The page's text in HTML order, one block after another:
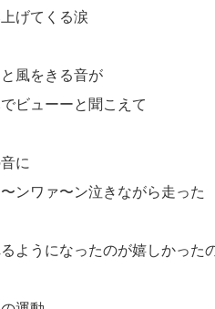
げてくる涙
風をきる音が
ビューーと聞こえて
に
ンワァ〜ン泣きながら走った
ようになったのが嬉しかった